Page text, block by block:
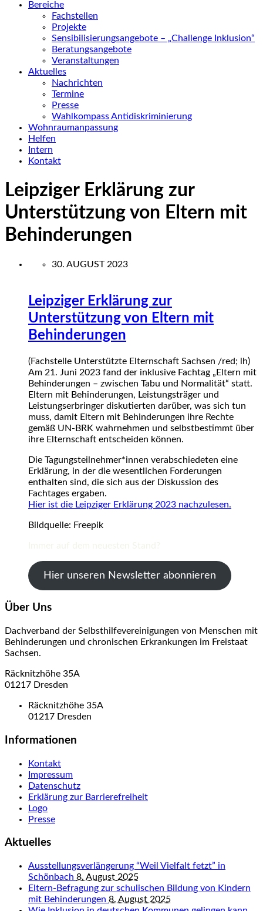
Bereiche
Fachstellen
Projekte
Sensibilisierungsangebote – „Challenge Inklusion“
Beratungsangebote
Veranstaltungen
Aktuelles
Nachrichten
Termine
Presse
Wahlkompass Antidiskriminierung
Wohnraumanpassung
Helfen
Intern
Kontakt
Leipziger Erklärung zur
Unterstützung von Eltern mit
Behinderungen
30. AUGUST 2023
Leipziger Erklärung zur
Unterstützung von Eltern mit
Behinderungen
(Fachstelle Unterstützte Elternschaft Sachsen /red; lh)
Am 21. Juni 2023 fand der inklusive Fachtag „Eltern mit
Behinderungen – zwischen Tabu und Normalität“ statt.
Eltern mit Behinderungen, Leistungsträger und
Leistungserbringer diskutierten darüber, was sich tun
muss, damit Eltern mit Behinderungen ihre Rechte
gemäß UN-BRK wahrnehmen und selbstbestimmt über
ihre Elternschaft entscheiden können.
Die Tagungsteilnehmer*innen verabschiedeten eine
Erklärung, in der die wesentlichen Forderungen
enthalten sind, die sich aus der Diskussion des
Fachtages ergaben.
Hier ist die Leipziger Erklärung 2023 nachzulesen.
Bildquelle: Freepik
Hier unseren Newsletter abonnieren
Über Uns
Dachverband der Selbsthilfevereinigungen von Menschen mit
Behinderungen und chronischen Erkrankungen im Freistaat
Sachsen.
Räcknitzhöhe 35A
01217 Dresden
Räcknitzhöhe 35A
01217 Dresden
Informationen
Kontakt
Impressum
Datenschutz
Erklärung zur Barrierefreiheit
Logo
Presse
Aktuelles
Ausstellungsverlängerung “Weil Vielfalt fetzt” in
Schönbach 8. August 2025
Eltern-Befragung zur schulischen Bildung von Kindern
mit Behinderungen 8. August 2025